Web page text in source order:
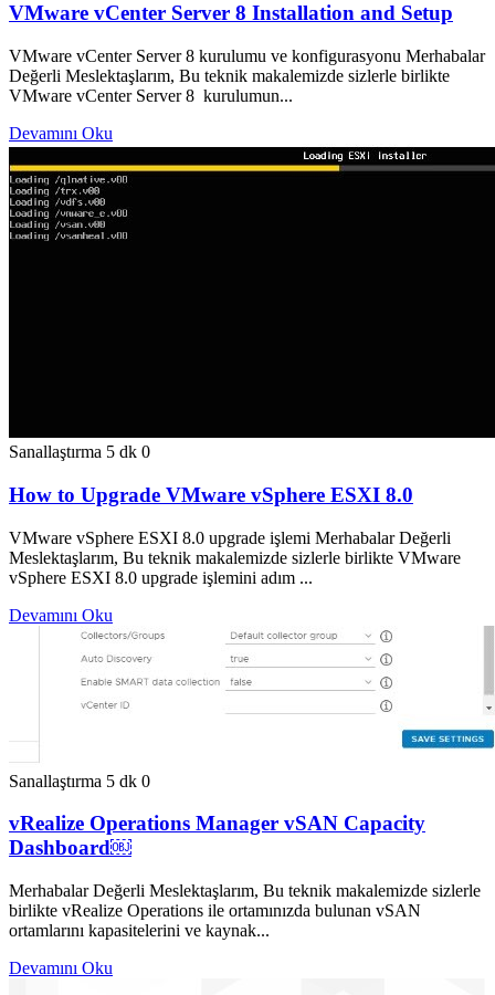
VMware vCenter Server 8 Installation and Setup
VMware vCenter Server 8 kurulumu ve konfigurasyonu Merhabalar
Değerli Meslektaşlarım, Bu teknik makalemizde sizlerle birlikte
VMware vCenter Server 8 kurulumun...
Devamını Oku
Sanallaştırma 5 dk 0
How to Upgrade VMware vSphere ESXI 8.0
VMware vSphere ESXI 8.0 upgrade işlemi Merhabalar Değerli
Meslektaşlarım, Bu teknik makalemizde sizlerle birlikte VMware
vSphere ESXI 8.0 upgrade işlemini adım ...
Devamını Oku
Sanallaştırma 5 dk 0
vRealize Operations Manager vSAN Capacity
Dashboard￼
Merhabalar Değerli Meslektaşlarım, Bu teknik makalemizde sizlerle
birlikte vRealize Operations ile ortamınızda bulunan vSAN
ortamlarını kapasitelerini ve kaynak...
Devamını Oku